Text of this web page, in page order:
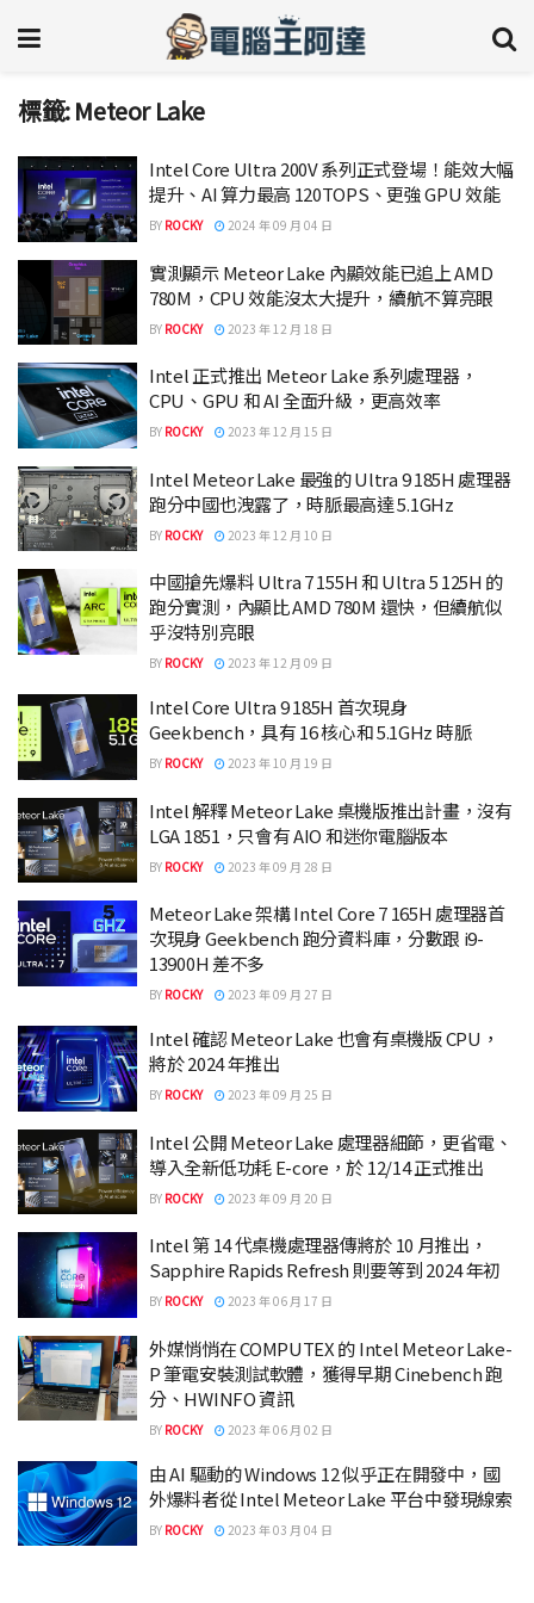
標籤:Meteor Lake
Intel Core Ultra 200V 系列正式登場！能效大幅
提升、AI 算力最高 120TOPS、更強 GPU 效能
BY ROCKY 2024 年 09 月 04 日
實測顯示 Meteor Lake 內顯效能已追上 AMD
780M，CPU 效能沒太大提升，續航不算亮眼
BY ROCKY 2023 年 12 月 18 日
Intel 正式推出 Meteor Lake 系列處理器，
CPU、GPU 和 AI 全面升級，更高效率
BY ROCKY 2023 年 12 月 15 日
Intel Meteor Lake 最強的 Ultra 9 185H 處理器
跑分中國也洩露了，時脈最高達 5.1GHz
BY ROCKY 2023 年 12 月 10 日
中國搶先爆料 Ultra 7 155H 和 Ultra 5 125H 的
跑分實測，內顯比 AMD 780M 還快，但續航似
乎沒特別亮眼
BY ROCKY 2023 年 12 月 09 日
Intel Core Ultra 9 185H 首次現身
Geekbench，具有 16 核心和 5.1GHz 時脈
BY ROCKY 2023 年 10 月 19 日
Intel 解釋 Meteor Lake 桌機版推出計畫，沒有
LGA 1851，只會有 AIO 和迷你電腦版本
BY ROCKY 2023 年 09 月 28 日
Meteor Lake 架構 Intel Core 7 165H 處理器首
次現身 Geekbench 跑分資料庫，分數跟 i9-
13900H 差不多
BY ROCKY 2023 年 09 月 27 日
Intel 確認 Meteor Lake 也會有桌機版 CPU，
將於 2024 年推出
BY ROCKY 2023 年 09 月 25 日
Intel 公開 Meteor Lake 處理器細節，更省電、
導入全新低功耗 E-core，於 12/14 正式推出
BY ROCKY 2023 年 09 月 20 日
Intel 第 14 代桌機處理器傳將於 10 月推出，
Sapphire Rapids Refresh 則要等到 2024 年初
BY ROCKY 2023 年 06 月 17 日
外媒悄悄在 COMPUTEX 的 Intel Meteor Lake-
P 筆電安裝測試軟體，獲得早期 Cinebench 跑
分、HWINFO 資訊
BY ROCKY 2023 年 06 月 02 日
由 AI 驅動的 Windows 12 似乎正在開發中，國
外爆料者從 Intel Meteor Lake 平台中發現線索
BY ROCKY 2023 年 03 月 04 日